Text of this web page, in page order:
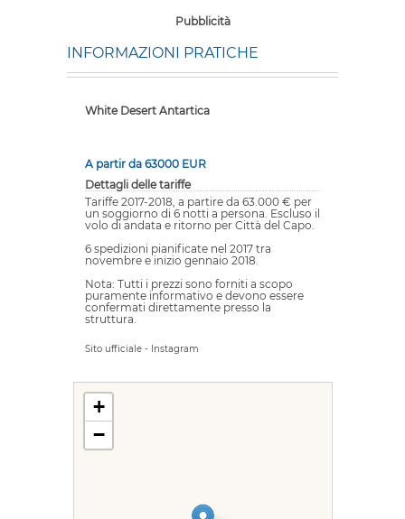
Pubblicità
INFORMAZIONI PRATICHE
White Desert Antartica
A partir da 63000 EUR
Dettagli delle tariffe
Tariffe 2017-2018, a partire da 63.000 € per
un soggiorno di 6 notti a persona. Escluso il
volo di andata e ritorno per Città del Capo.
6 spedizioni pianificate nel 2017 tra
novembre e inizio gennaio 2018.
Nota: Tutti i prezzi sono forniti a scopo
puramente informativo e devono essere
confermati direttamente presso la
struttura.
Sito ufficiale - Instagram
+
−